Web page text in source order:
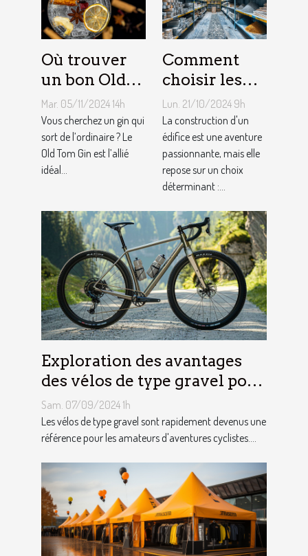
Où trouver
un bon Old
Tom Gin
artisanal ?
Mar. 05/11/2024 14h
Vous cherchez un gin qui
sort de l’ordinaire ? Le
Old Tom Gin est l’allié
idéal...
Comment
choisir les
matériaux de
construction
adaptés à
votre projet
Lun. 21/10/2024 9h
La construction d'un
édifice est une aventure
passionnante, mais elle
repose sur un choix
déterminant :...
Exploration des avantages
des vélos de type gravel pour
les aventuriers
Sam. 07/09/2024 1h
Les vélos de type gravel sont rapidement devenus une
référence pour les amateurs d'aventures cyclistes....